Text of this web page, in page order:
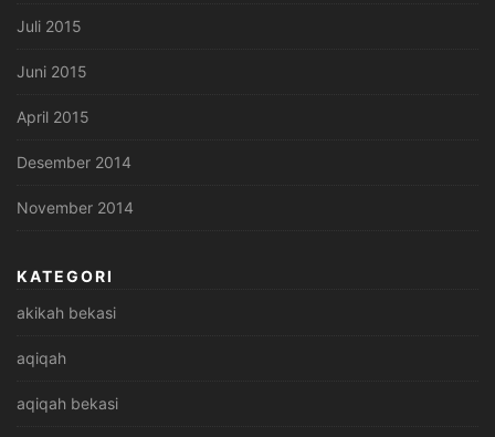
Juli 2015
Juni 2015
April 2015
Desember 2014
November 2014
KATEGORI
akikah bekasi
aqiqah
aqiqah bekasi